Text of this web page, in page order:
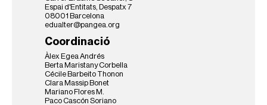
Espai d'Entitats, Despatx 7
08001 Barcelona
edualter@pangea.org
Coordinació
Àlex Egea Andrés
Berta Maristany Corbella
Cécile Barbeito Thonon
Clara Massip Bonet
Mariano Flores M.
Paco Cascón Soriano